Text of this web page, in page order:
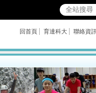
回首頁 育達科大 聯絡資